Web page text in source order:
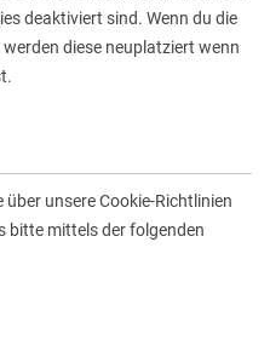
deaktiviert sind. Wenn du die
diese neuplatziert wenn
unsere Cookie-Richtlinien
bitte mittels der folgenden